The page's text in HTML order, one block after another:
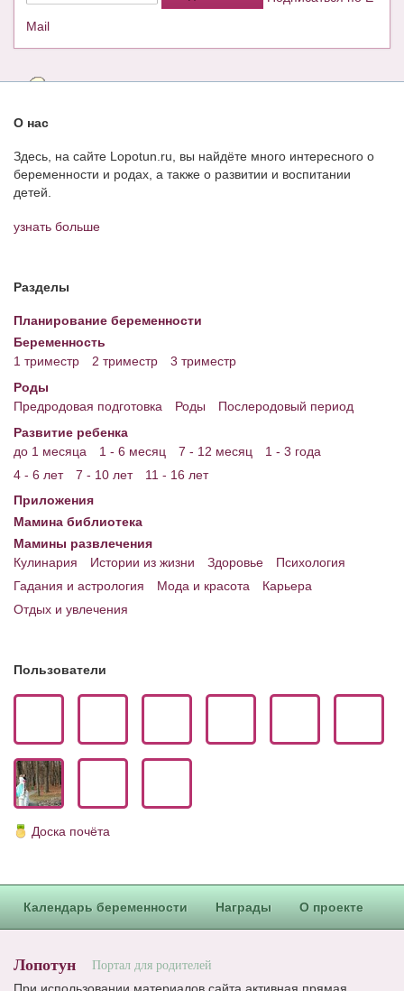
Mail
О нас
Здесь, на сайте Lopotun.ru, вы найдёте много интересного о
беременности и родах, а также о развитии и воспитании
детей.
узнать больше
Разделы
Планирование беременности
Беременность
1 триместр
2 триместр
3 триместр
Роды
Предродовая подготовка
Роды
Послеродовый период
Развитие ребенка
до 1 месяца
1 - 6 месяц 7 - 12 месяц
1 - 3 года
4 - 6 лет
7 - 10 лет
11 - 16 лет
Приложения
Мамина библиотека
Мамины развлечения
Кулинария
Истории из жизни Здоровье
Психология
Гадания и астрология
Мода и красота
Карьера
Отдых и увлечения
Пользователи
Доска почёта
Календарь беременности Награды О проекте
Лопотун Портал для родителей
При использовании материалов сайта активная прямая